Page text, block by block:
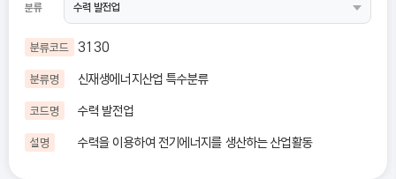
분류
분류코드 3130
분류명 신재생에너지산업 특수분류
코드명 수력 발전업
설명 수력을 이용하여 전기에너지를 생산하는 산업활동